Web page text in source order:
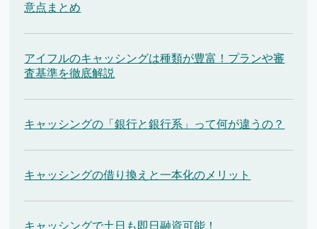
意点まとめ
アイフルのキャッシングは種類が豊富！プランや審
査基準を徹底解説
キャッシングの「銀行と銀行系」って何が違うの？
キャッシングの借り換えと一本化のメリット
キャッシングで土日も即日融資可能！